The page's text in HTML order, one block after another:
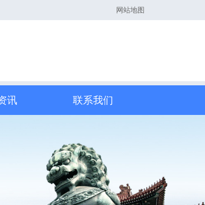
网站地图
讯 联系我们